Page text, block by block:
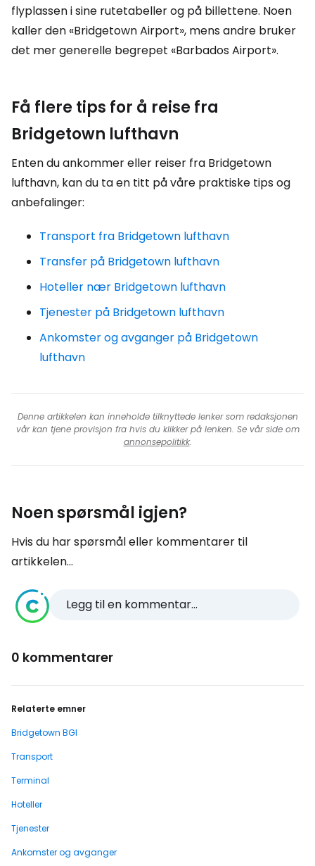
flyplassen i sine rutetabeller og på billettene. Noen
kaller den «Bridgetown Airport», mens andre bruker
det mer generelle begrepet «Barbados Airport».
Få flere tips for å reise fra
Bridgetown lufthavn
Enten du ankommer eller reiser fra Bridgetown
lufthavn, kan du ta en titt på våre praktiske tips og
anbefalinger:
Transport fra Bridgetown lufthavn
Transfer på Bridgetown lufthavn
Hoteller nær Bridgetown lufthavn
Tjenester på Bridgetown lufthavn
Ankomster og avganger på Bridgetown
lufthavn
Denne artikkelen kan inneholde tilknyttede lenker som redaksjonen
vår kan tjene provisjon fra hvis du klikker på lenken. Se vår side om
annonsepolitikk.
Noen spørsmål igjen?
Hvis du har spørsmål eller kommentarer til
artikkelen...
Legg til en kommentar...
0 kommentarer
Relaterte emner
Bridgetown BGI
Transport
Terminal
Hoteller
Tjenester
Ankomster og avganger